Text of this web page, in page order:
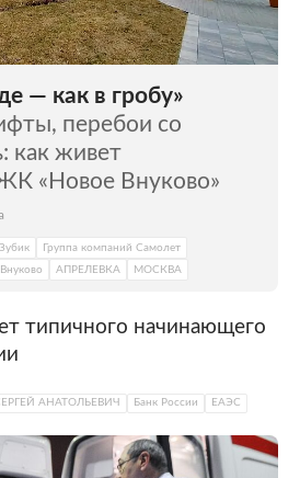
— как в гробу»
перебои со
как живет
«Новое Внуково»
Группа компаний Самолет
АПРЕЛЕВКА МОСКВА
типичного начинающего
АНАТОЛЬЕВИЧ Банк России ЕАЭС